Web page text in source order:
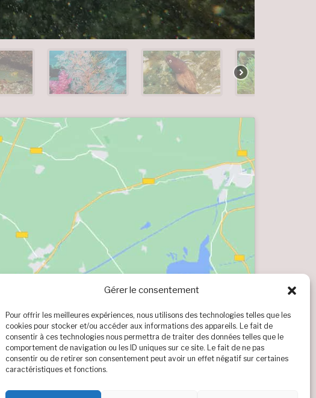
Gérer le consentement
Pour offrir les meilleures expériences, nous utilisons des technologies telles que les
cookies pour stocker et/ou accéder aux informations des appareils. Le fait de
consentir à ces technologies nous permettra de traiter des données telles que le
comportement de navigation ou les ID uniques sur ce site. Le fait de ne pas
consentir ou de retirer son consentement peut avoir un effet négatif sur certaines
caractéristiques et fonctions.